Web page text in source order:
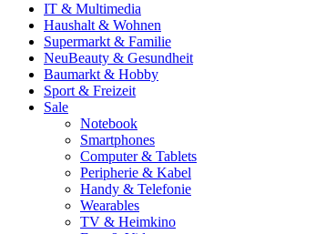
IT & Multimedia
Haushalt & Wohnen
Supermarkt & Familie
NeuBeauty & Gesundheit
Baumarkt & Hobby
Sport & Freizeit
Sale
Notebook
Smartphones
Computer & Tablets
Peripherie & Kabel
Handy & Telefonie
Wearables
TV & Heimkino